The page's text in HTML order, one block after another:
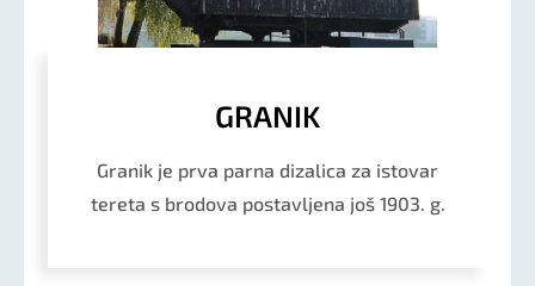
GRANIK
Granik je prva parna dizalica za istovar
tereta s brodova postavljena još 1903. g.